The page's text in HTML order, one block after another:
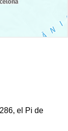
el Pi de